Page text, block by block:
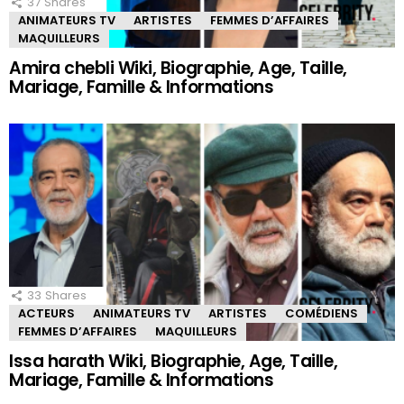
ANIMATEURS TV
ARTISTES
FEMMES D’AFFAIRES
MAQUILLEURS
Amira chebli Wiki, Biographie, Age, Taille,
Mariage, Famille & Informations
33 Shares
ACTEURS
ANIMATEURS TV ARTISTES
COMÉDIENS
FEMMES D’AFFAIRES
MAQUILLEURS
Issa harath Wiki, Biographie, Age, Taille,
Mariage, Famille & Informations